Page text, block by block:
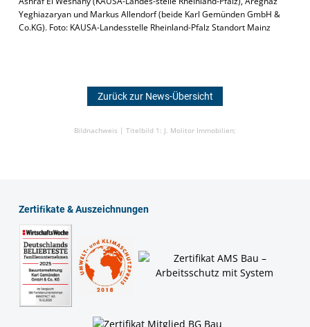
Yeghiazaryan und Markus Allendorf (beide Karl Gemünden GmbH &
Co.KG). Foto: KAUSA-Landesstelle Rheinland-Pfalz Standort Mainz
Zurück zur News-Übersicht
Bildnachweis | Titelbild 1: J. Molitor Immobilien;
Zertiﬁkate & Auszeichnungen